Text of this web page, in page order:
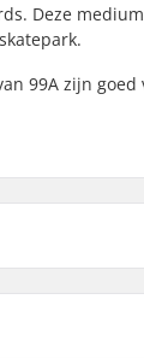
Deze
99A zijn